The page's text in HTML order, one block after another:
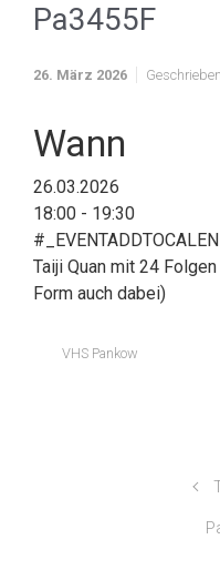
Pa3455F
26. März 2026
Wann
26.03.2026
18:00 - 19:30
Taiji Quan mit 24
Form auch dabei)
VHS Pankow